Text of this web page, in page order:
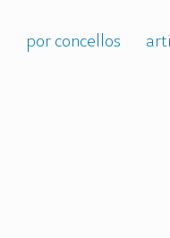
por concellos